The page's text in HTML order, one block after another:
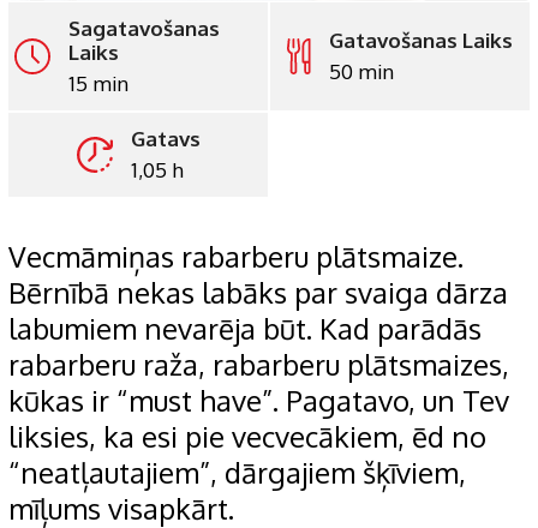
Sagatavošanas
Laiks
15 min
Gatavošanas Laiks
50 min
Gatavs
1,05 h
Vecmāmiņas rabarberu plātsmaize.
Bērnībā nekas labāks par svaiga dārza
labumiem nevarēja būt. Kad parādās
rabarberu raža, rabarberu plātsmaizes,
kūkas ir “must have”. Pagatavo, un Tev
liksies, ka esi pie vecvecākiem, ēd no
“neatļautajiem”, dārgajiem šķīviem,
mīļums visapkārt.